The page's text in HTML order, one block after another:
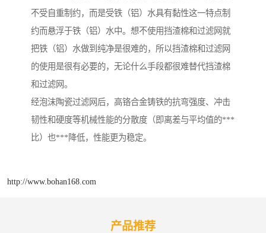
不受自重制约，而是受铁（铝）水具有黏性这一特点制
约而悬浮于铁（铝）水中。想不使用挡渣棉和过滤网就
把铁（铝）水做到纯净是很难的，所以挡渣棉和过滤网
的使用是很有必要的，无论什么手段都很难替代挡渣棉
和过滤网。
经泡沫陶瓷过滤网后，高铬合金铸铁的抗弯强度、冲击
韧性和硬度等机械性能的分散度（即离差与平均值的***
比）也***降低，性能更为稳定。
http://www.bohan168.com
产品推荐